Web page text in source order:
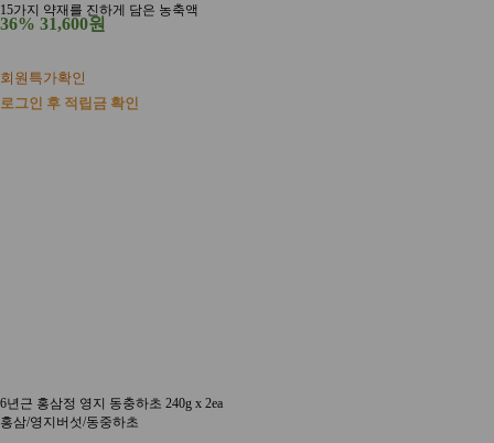
15가지 약재를 진하게 담은 농축액
36% 31,600원
회원특가확인
로그인 후 적립금 확인
6년근 홍삼정 영지 동충하초 240g x 2ea
홍삼/영지버섯/동중하초